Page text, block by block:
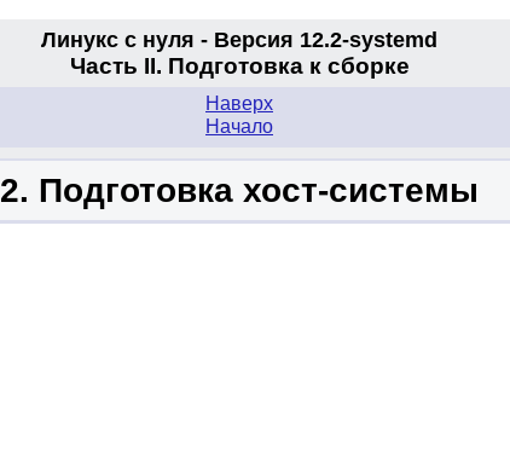
Линукс с нуля - Версия 12.2-systemd
Часть II. Подготовка к сборке
Наверх
Начало
2. Подготовка хост-системы